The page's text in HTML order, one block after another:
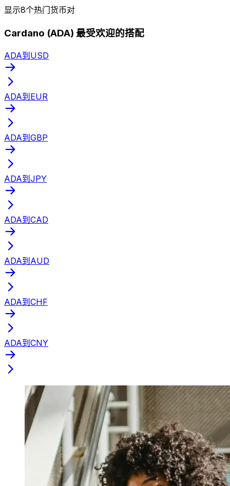
显示8个热门货币对
Cardano (ADA) 最受欢迎的搭配
ADA到USD
ADA到EUR
ADA到GBP
ADA到JPY
ADA到CAD
ADA到AUD
ADA到CHF
ADA到CNY